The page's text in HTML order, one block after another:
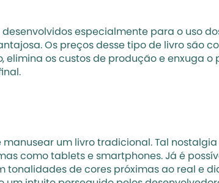
especialmente para o uso
Os preços desse tipo de livro são
os custos de produção e enxuga o
um livro tradicional. Tal
como tablets e smartphones. Já é
tonalidades de cores próximas ao real e